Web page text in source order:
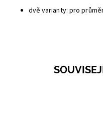
dvě varianty: pro